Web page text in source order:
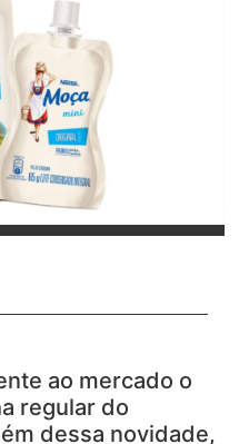
ao mercado o
regular do
dessa novidade,